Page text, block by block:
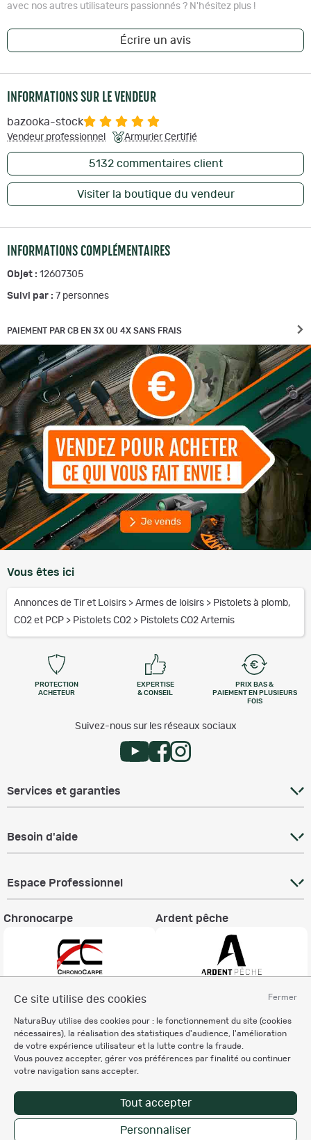
Fermer
Ce site utilise des cookies
NaturaBuy utilise des cookies pour : le fonctionnement du site (cookies
nécessaires), la réalisation des statistiques d'audience, l'amélioration
de votre expérience utilisateur et la lutte contre la fraude.
Vous pouvez accepter, gérer vos préférences par finalité ou continuer
votre navigation sans accepter.
Tout accepter
Personnaliser
avec nos autres utilisateurs passionnés ? N'hésitez plus !
Écrire un avis
INFORMATIONS SUR LE VENDEUR
bazooka-stock
Vendeur professionnel Armurier Certifié
5132commentaires client
Visiter la boutique du vendeur
INFORMATIONS COMPLÉMENTAIRES
Objet : 12607305
Suivi par : 7 personnes
PAIEMENT PAR CB EN 3X OU 4X SANS FRAIS
Vous êtes ici
Annonces de Tir et Loisirs > Armes de loisirs > Pistolets à plomb,
CO2 et PCP > Pistolets CO2 > Pistolets CO2 Artemis
PROTECTION
ACHETEUR
EXPERTISE
& CONSEIL
PRIX BAS &
PAIEMENT EN PLUSIEURS
FOIS
Suivez-nous sur les réseaux sociaux
Services et garanties
Besoin d'aide
Espace Professionnel
Chronocarpe Ardent pêche
Charte éthique
Mentions légales
Règlement & Conditions d'utilisation
Politique de protection
des données personnelles
Personnalisation des cookies